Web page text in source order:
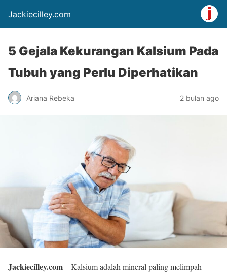
Jackiecilley.com
5 Gejala Kekurangan Kalsium Pada
Tubuh yang Perlu Diperhatikan
Ariana Rebeka 2 bulan ago
Jackiecilley.com– Kalsium adalah mineral paling melimpah